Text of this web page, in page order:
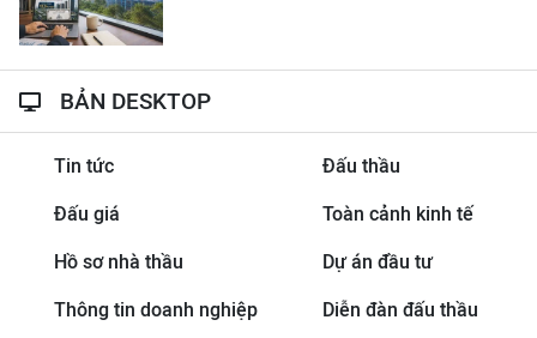
BẢN DESKTOP
Tin tức Đấu thầu
Đấu giá Toàn cảnh kinh tế
Hồ sơ nhà thầu Dự án đầu tư
Thông tin doanh nghiệp Diễn đàn đấu thầu